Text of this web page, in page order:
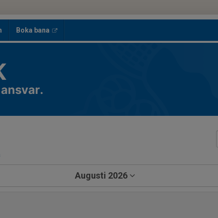
Boka bana
Augusti 2026